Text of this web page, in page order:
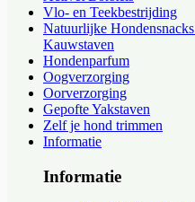
Vlo- en Teekbestrijding
Natuurlijke
Kauwstaven
Hondenparfum
Oogverzorging
Oorverzorging
Gepofte Yakstaven
Zelf je hond trimmen
Informatie
Informatie